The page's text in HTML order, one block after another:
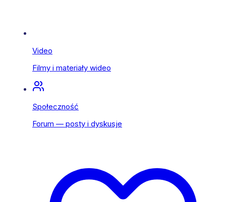
Video
Filmy i materiały wideo
Społeczność
Forum — posty i dyskusje